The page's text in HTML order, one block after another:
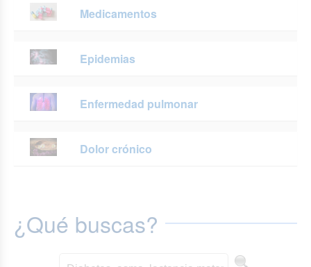
Medicamentos
Epidemias
Enfermedad pulmonar
Dolor crónico
¿Qué buscas?